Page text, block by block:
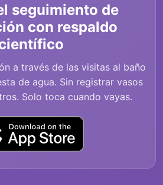
seguimiento de
con respaldo
a través de las visitas al baño
de agua. Sin registrar vasos
Solo toca cuando vayas.